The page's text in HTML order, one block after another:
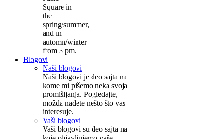
Square in
the
spring/summer,
and in
automn/winter
from 3 pm.
Blogovi
Naši blogovi
Naši blogovi je deo sajta na
kome mi pišemo neka svoja
promišljanja. Pogledajte,
možda nađete nešto što vas
interesuje.
Vaši blogovi
Vaši blogovi su deo sajta na